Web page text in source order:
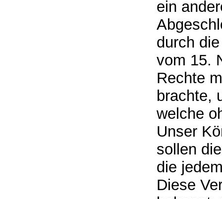
ein
durch
vom 15.
Rechte
brachte,
welche
Unser
sollen
die
Diese